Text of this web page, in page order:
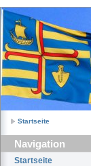
Startseite
Navigation
Startseite